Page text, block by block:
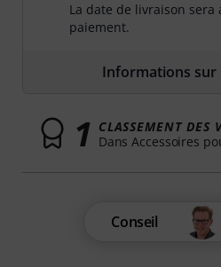
La date de livraison sera
paiement.
Informations sur
1 CLASSEMENT DES
Dans Accessoires
Conseil